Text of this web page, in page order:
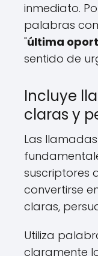
inmediato.
palabras
"última
sentido de
Incluye
claras y
Las
suscriptores
convertirse
claras,
Utiliza
claramente